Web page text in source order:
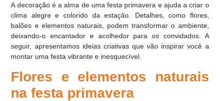
A decoração é a alma de uma festa primavera e ajuda a criar o
clima alegre e colorido da estação. Detalhes, como flores,
balões e elementos naturais, podem transformar o ambiente,
deixando-o encantador e acolhedor para os convidados. A
seguir, apresentamos ideias criativas que vão inspirar você a
montar uma festa vibrante e inesquecível.
Flores e elementos naturais
na festa primavera